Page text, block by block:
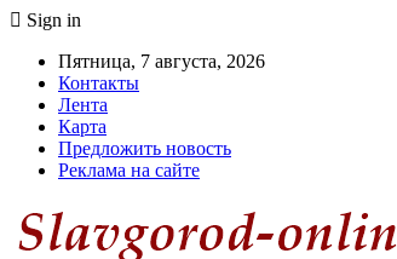
Sign in
Пятница, 7 августа, 2026
Контакты
Лента
Карта
Предложить новость
Реклама на сайте